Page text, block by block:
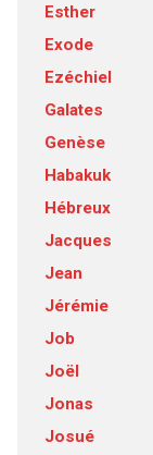
Esther
Exode
Ezéchiel
Galates
Genèse
Habakuk
Hébreux
Jacques
Jean
Jérémie
Job
Joël
Jonas
Josué